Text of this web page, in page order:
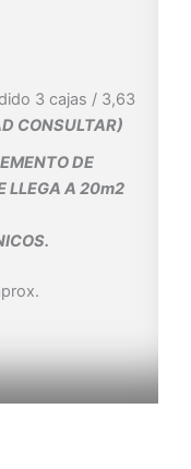
3 cajas / 3,63
CONSULTAR)
DE
LLEGA A 20m2